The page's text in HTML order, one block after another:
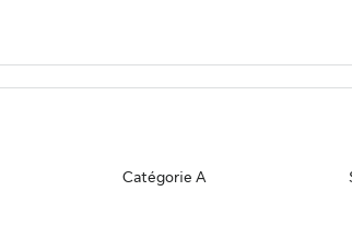
Catégorie A